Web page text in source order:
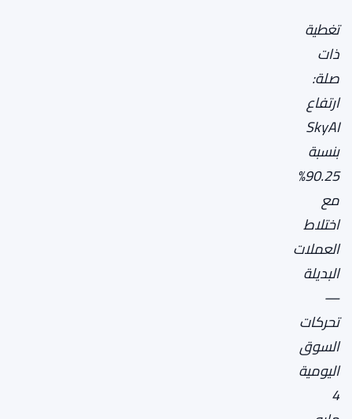
تغطية
ذات
صلة:
ارتفاع
SkyAI
بنسبة
90.25%
مع
اختلاط
العملات
البديلة
—
تحركات
السوق
اليومية
4